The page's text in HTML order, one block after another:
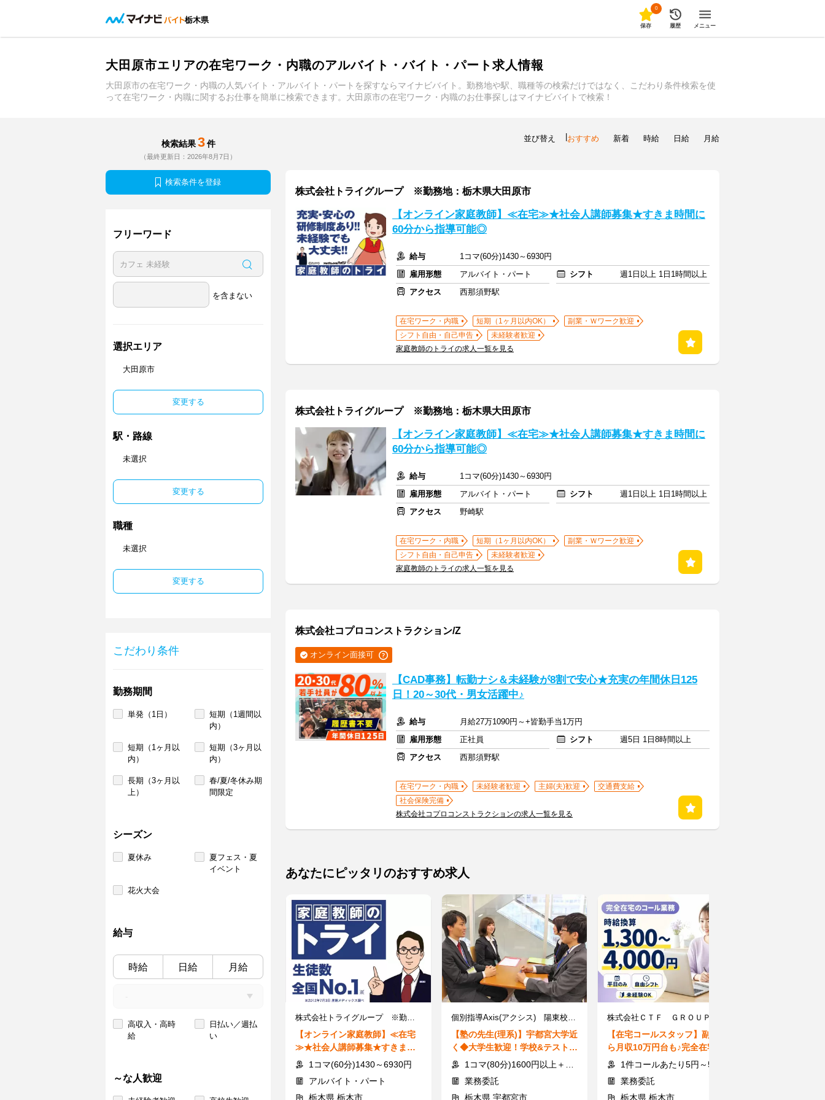
栃木県
0
保存 履歴 メニュー
大田原市エリアの在宅ワーク・内職のアルバイト・バイト・パート求人情報
大田原市の在宅ワーク・内職の人気バイト・アルバイト・パートを探すならマイナビバイト。勤務地や駅、職種等の検索だけではなく、こだわり条件検索を使
って在宅ワーク・内職に関するお仕事を簡単に検索できます。大田原市の在宅ワーク・内職のお仕事探しはマイナビバイトで検索！
検索結果 3 件
（最終更新日：2026年8月7日）
検索条件を登録
フリーワード
を含まない
選択エリア
大田原市
変更する
駅・路線
未選択
変更する
職種
未選択
変更する
こだわり条件
勤務期間
単発（1日）
短期（1週間以
内）
短期（1ヶ月以
内）
短期（3ヶ月以
内）
長期（3ヶ月以
上）
春/夏/冬休み期
間限定
シーズン
夏休み
夏フェス・夏
イベント
花火大会
給与
時給 日給 月給
高収入・高時
給
日払い／週払
い
～な人歓迎
並び替え おすすめ 新着 時給 日給 月給
株式会社トライグループ ※勤務地：栃木県大田原市
【オンライン家庭教師】≪在宅≫★社会人講師募集★すきま時間に
60分から指導可能◎
給与
1コマ(60分)1430～6930円
雇用形態
アルバイト・パート シフト
週1日以上 1日1時間以上
アクセス
西那須野駅
在宅ワーク・内職 短期（1ヶ月以内OK）
副業・Ｗワーク歓迎
シフト自由・自己申告
未経験者歓迎
家庭教師のトライの求人一覧を見る
株式会社トライグループ ※勤務地：栃木県大田原市
【オンライン家庭教師】≪在宅≫★社会人講師募集★すきま時間に
60分から指導可能◎
給与
1コマ(60分)1430～6930円
雇用形態
アルバイト・パート シフト
週1日以上 1日1時間以上
アクセス
野崎駅
在宅ワーク・内職 短期（1ヶ月以内OK）
副業・Ｗワーク歓迎
シフト自由・自己申告
未経験者歓迎
家庭教師のトライの求人一覧を見る
株式会社コプロコンストラクション/Z
オンライン面接可
【CAD事務】転勤ナシ＆未経験が8割で安心★充実の年間休日125
日！20～30代・男女活躍中♪
給与
月給27万1090円～+皆勤手当1万円
雇用形態
正社員 シフト
週5日 1日8時間以上
アクセス
西那須野駅
在宅ワーク・内職 未経験者歓迎 主婦(夫)歓迎
交通費支給
社会保険完備
株式会社コプロコンストラクションの求人一覧を見る
あなたにピッタリのおすすめ求人
株式会社トライグループ ※勤務地：栃木県栃木市
【オンライン家庭教師】≪在宅
≫★社会人講師募集★すきま時
間に60分から指導可能◎
1コマ(60分)1430～6930円
アルバイト・パート
栃木県 栃木市
個別指導Axis(アクシス) 陽東校 ［ワオ・コーポレーショングループ］
【塾の先生(理系)】宇都宮大学近
く◆大学生歓迎！学校&テスト優
先でOK◎短期も可
1コマ(80分)1600円以上＋交通費
業務委託
栃木県 宇都宮市
株式会社ＣＴＦ ＧＲＯＵＰ
【在宅コールスタッフ】副業か
ら月収10万円台も♪完全在宅×時
給換算1,300～4,000円★
1件コールあたり5円～55円 ※時給換算1,300円～4,000円
業務委託
栃木県 栃木市